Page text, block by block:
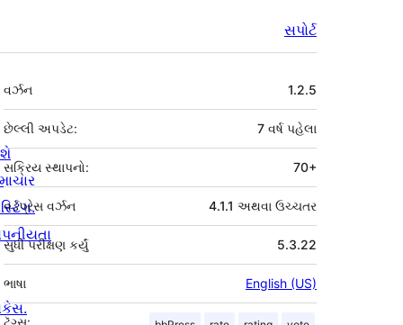
સપોર્ટ
મેટા
વર્ઝન 1.2.5
છેલ્લી અપડેટ: 7 વર્ષપહેલા
સક્રિય સ્થાપનો: 70+
વર્ડપ્રેસ વર્ઝન 4.1.1 અથવા ઉચ્ચતર
5.3.22
સુધી પરીક્ષણ કર્યું
ભાષા English (US)